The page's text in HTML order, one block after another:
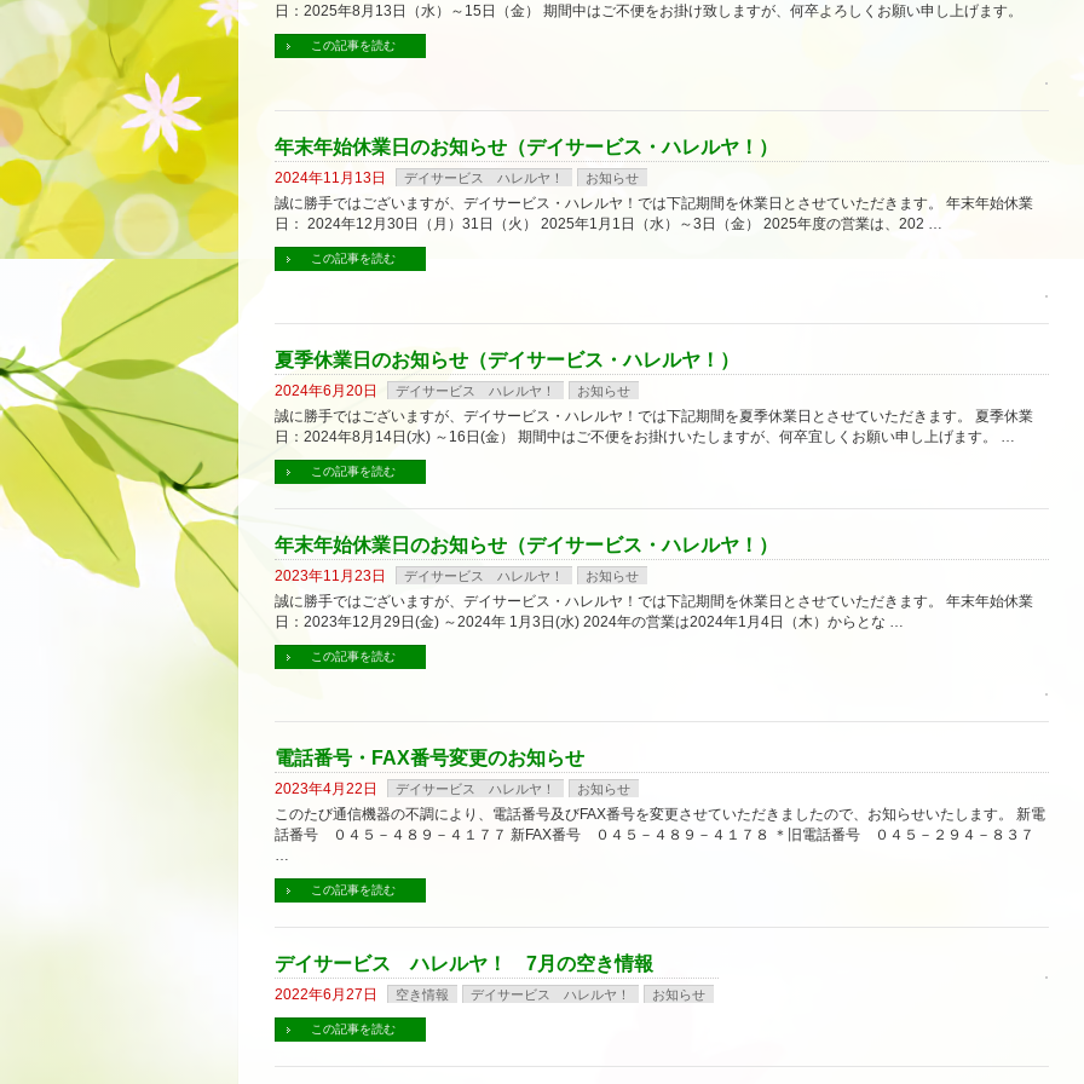
日：2025年8月13日（水）～15日（金） 期間中はご不便をお掛け致しますが、何卒よろしくお願い申し上げます。
この記事を読む
年末年始休業日のお知らせ（デイサービス・ハレルヤ！）
2024年11月13日 デイサービス ハレルヤ！ お知らせ
誠に勝手ではございますが、デイサービス・ハレルヤ！では下記期間を休業日とさせていただきます。 年末年始休業
日： 2024年12月30日（月）31日（火） 2025年1月1日（水）～3日（金） 2025年度の営業は、202 …
この記事を読む
夏季休業日のお知らせ（デイサービス・ハレルヤ！）
2024年6月20日 デイサービス ハレルヤ！ お知らせ
誠に勝手ではございますが、デイサービス・ハレルヤ！では下記期間を夏季休業日とさせていただきます。 夏季休業
日：2024年8月14日(水) ～16日(金） 期間中はご不便をお掛けいたしますが、何卒宜しくお願い申し上げます。 …
この記事を読む
年末年始休業日のお知らせ（デイサービス・ハレルヤ！）
2023年11月23日 デイサービス ハレルヤ！ お知らせ
誠に勝手ではございますが、デイサービス・ハレルヤ！では下記期間を休業日とさせていただきます。 年末年始休業
日：2023年12月29日(金) ～2024年 1月3日(水) 2024年の営業は2024年1月4日（木）からとな …
この記事を読む
電話番号・FAX番号変更のお知らせ
2023年4月22日 デイサービス ハレルヤ！ お知らせ
このたび通信機器の不調により、電話番号及びFAX番号を変更させていただきましたので、お知らせいたします。 新電
話番号 ０４５－４８９－４１７７ 新FAX番号 ０４５－４８９－４１７８ ＊旧電話番号 ０４５－２９４－８３７
…
この記事を読む
デイサービス ハレルヤ！ 7月の空き情報
2022年6月27日 空き情報 デイサービス ハレルヤ！ お知らせ
この記事を読む